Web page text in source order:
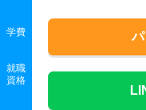
学費
就職
資格